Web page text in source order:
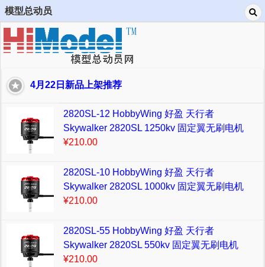
模型总动员
4月22日新品上架推荐
2820SL-12 HobbyWing 好盈 天行者
Skywalker 2820SL 1250kv 固定翼无刷电机
¥210.00
2820SL-10 HobbyWing 好盈 天行者
Skywalker 2820SL 1000kv 固定翼无刷电机
¥210.00
2820SL-55 HobbyWing 好盈 天行者
Skywalker 2820SL 550kv 固定翼无刷电机
¥210.00